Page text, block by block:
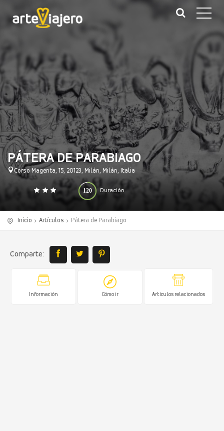
PÁTERA DE PARABIAGO
Corso Magenta, 15, 20123, Milán, Milán, Italia
Duración
120
0 140
Inicio Artículos Pátera de Parabiago
Comparte:
Información Cómo ir Artículos relacionados